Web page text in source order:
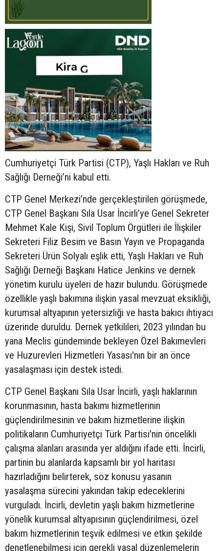
Cumhuriyetçi Türk Partisi (CTP), Yaşlı Hakları ve Ruh
Sağlığı Derneği’ni kabul etti.
CTP Genel Merkezi’nde gerçekleştirilen görüşmede,
CTP Genel Başkanı Sıla Usar İncirli’ye Genel Sekreter
Mehmet Kale Kişi, Sivil Toplum Örgütleri ile İlişkiler
Sekreteri Filiz Besim ve Basın Yayın ve Propaganda
Sekreteri Ürün Solyalı eşlik etti, Yaşlı Hakları ve Ruh
Sağlığı Derneği Başkanı Hatice Jenkins ve dernek
yönetim kurulu üyeleri de hazır bulundu. Görüşmede
özellikle yaşlı bakımına ilişkin yasal mevzuat eksikliği,
kurumsal altyapının yetersizliği ve hasta bakıcı ihtiyacı
üzerinde duruldu. Dernek yetkilileri, 2023 yılından bu
yana Meclis gündeminde bekleyen Özel Bakımevleri
ve Huzurevleri Hizmetleri Yasası'nın bir an önce
yasalaşması için destek istedi.
CTP Genel Başkanı Sıla Usar İncirli, yaşlı haklarının
korunmasının, hasta bakımı hizmetlerinin
güçlendirilmesinin ve bakım hizmetlerine ilişkin
politikaların Cumhuriyetçi Türk Partisi'nin öncelikli
çalışma alanları arasında yer aldığını ifade etti. İncirli,
partinin bu alanlarda kapsamlı bir yol haritası
hazırladığını belirterek, söz konusu yasanın
yasalaşma sürecini yakından takip edeceklerini
vurguladı. İncirli, devletin yaşlı bakım hizmetlerine
yönelik kurumsal altyapısının güçlendirilmesi, özel
bakım hizmetlerinin teşvik edilmesi ve etkin şekilde
denetlenebilmesi için gerekli yasal düzenlemelerin